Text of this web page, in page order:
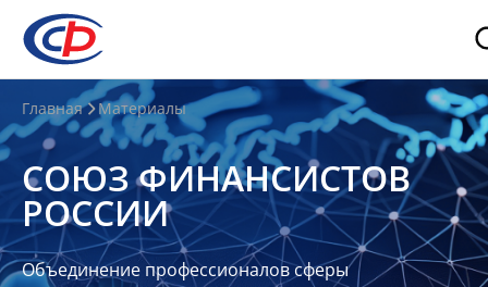
О
нас
О
СФР
Совет
Союза
Главная Материалы
СОЮЗ ФИНАНСИСТОВ
РОССИИ
Объединение профессионалов сферы